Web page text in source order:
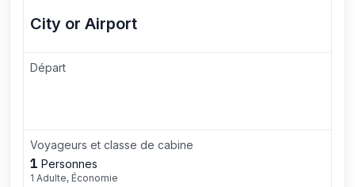
Départ
Voyageurs et classe de cabine
1 Personnes
1 Adulte, Économie